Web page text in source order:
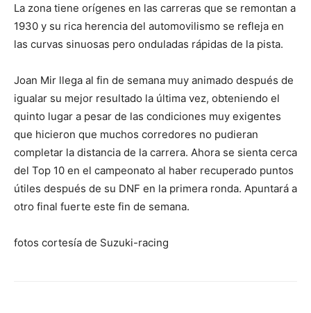
La zona tiene orígenes en las carreras que se remontan a
1930 y su rica herencia del automovilismo se refleja en
las curvas sinuosas pero onduladas rápidas de la pista.
Joan Mir llega al fin de semana muy animado después de
igualar su mejor resultado la última vez, obteniendo el
quinto lugar a pesar de las condiciones muy exigentes
que hicieron que muchos corredores no pudieran
completar la distancia de la carrera. Ahora se sienta cerca
del Top 10 en el campeonato al haber recuperado puntos
útiles después de su DNF en la primera ronda. Apuntará a
otro final fuerte este fin de semana.
fotos cortesía de Suzuki-racing